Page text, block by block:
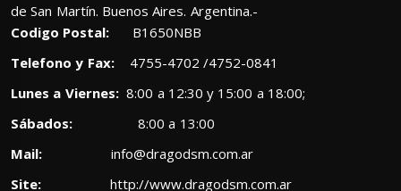
de San Martín. Buenos Aires. Argentina.-
Codigo Postal: B1650NBB
Telefono y Fax:4755-4702 /4752-0841
Lunes a Viernes:8:00 a 12:30 y 15:00 a 18:00;
Sábados: 8:00 a 13:00
Mail:
info@dragodsm.com.ar
Site:
http://www.dragodsm.com.ar